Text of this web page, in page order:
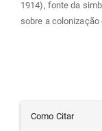
1914), fonte da
sobre a
Como Citar